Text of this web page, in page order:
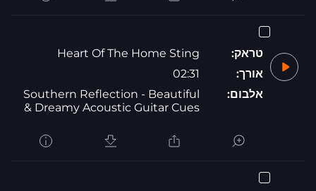
טראק:
Heart Of The Home Sting
אורך:
02:31
אלבום:
Southern Reflection - Beautiful
& Dreamy Acoustic Guitar Cues